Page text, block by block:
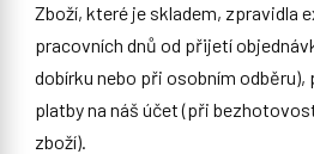
Zboží, které je skladem, zpravidla
pracovních dnů od přijetí
dobírku nebo při osobním
platby na náš účet (při
zboží).